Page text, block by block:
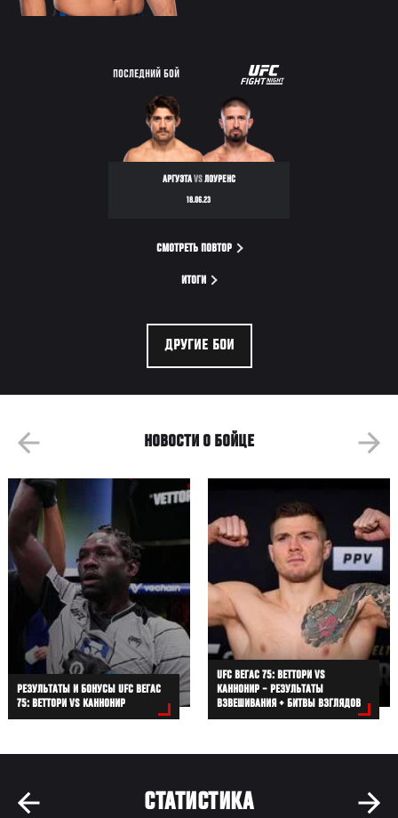
ПОСЛЕДНИЙ БОЙ
UFC
NIGHT
АРГУЭТАVSЛОУРЕНС
18.06.23
СМОТРЕТЬ ПОВТОР
ИТОГИ
ДРУГИЕ БОИ
НОВОСТИ О БОЙЦЕ
РЕЗУЛЬТАТЫ И БОНУСЫ UFC ВЕГАС
75: ВЕТТОРИ VS КАННОНИР
UFC ВЕГАС 75: ВЕТТОРИ VS
КАННОНИР – РЕЗУЛЬТАТЫ
ВЗВЕШИВАНИЯ + БИТВЫ ВЗГЛЯДОВ
СТАТИСТИКА